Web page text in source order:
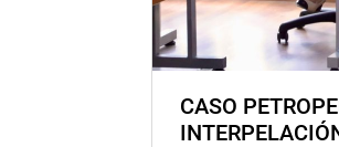
CASO